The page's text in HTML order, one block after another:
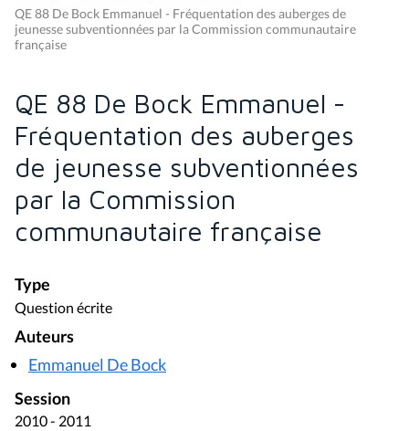
QE 88 De Bock Emmanuel - Fréquentation des auberges de
jeunesse subventionnées par la Commission communautaire
française
QE 88 De Bock Emmanuel -
Fréquentation des auberges
de jeunesse subventionnées
par la Commission
communautaire française
Type
Question écrite
Auteurs
Emmanuel De Bock
Session
2010 - 2011